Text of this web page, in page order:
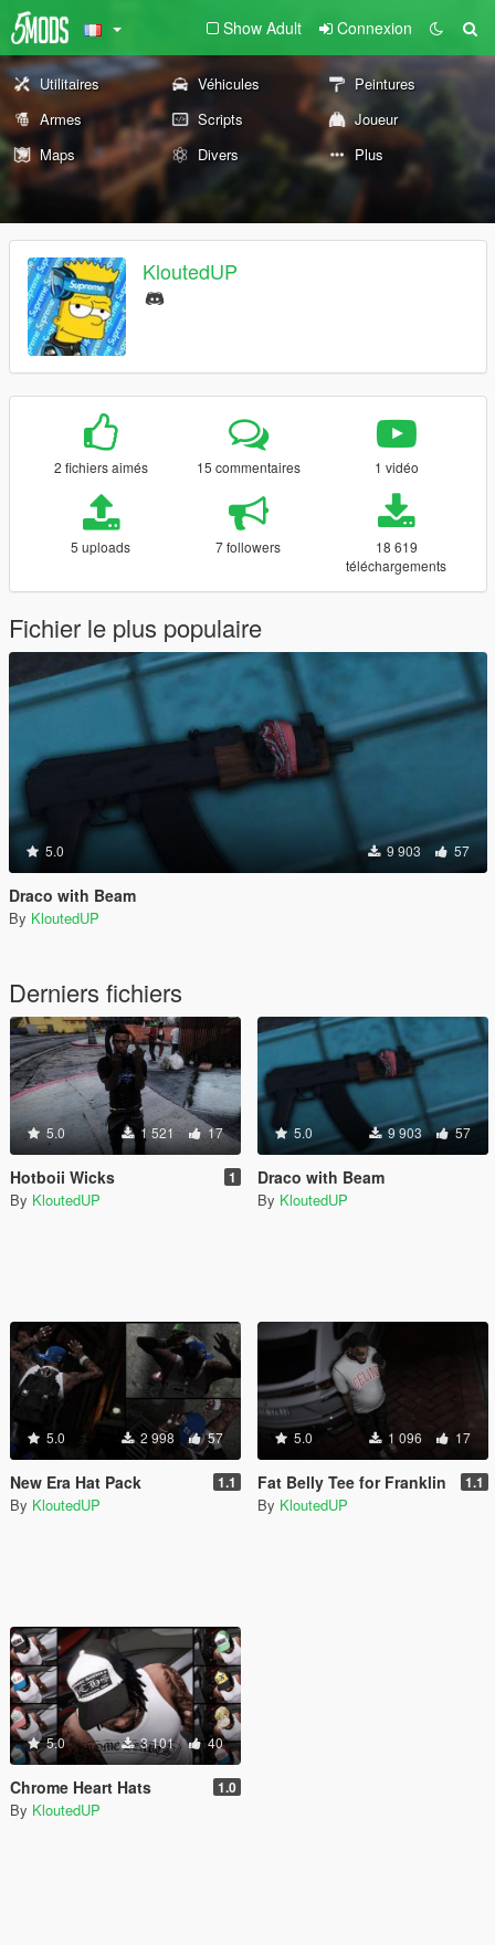
Show Adult Connexion
Utilitaires Véhicules
Peintures
Armes
Scripts
Joueur
Maps
Divers Plus
KloutedUP
2 fichiers aimés 15 commentaires 1 vidéo
5 uploads 7 followers
18 619
téléchargements
Fichier le plus populaire
5.0 9 903 57
Draco with Beam
By KloutedUP
Derniers fichiers
5.0 1 521 17
Hotboii Wicks 1
By KloutedUP
5.0 9 903 57
Draco with Beam
By KloutedUP
5.0 2 998 57
New Era Hat Pack 1.1
By KloutedUP
5.0 1 096 17
Fat Belly Tee for Franklin 1.1
By KloutedUP
5.0 3 101 40
Chrome Heart Hats 1.0
By KloutedUP